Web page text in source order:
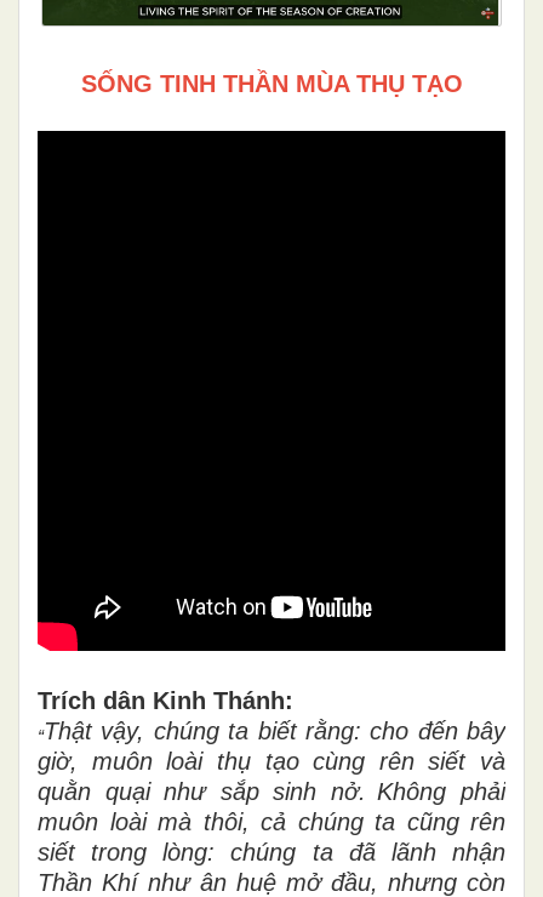
SỐNG TINH THẦN MÙA THỤ TẠO
Trích dân Kinh Thánh:
“Thật vậy, chúng ta biết rằng: cho đến bây
giờ, muôn loài thụ tạo cùng rên siết và
quằn quại như sắp sinh nở. Không phải
muôn loài mà thôi, cả chúng ta cũng rên
siết trong lòng: chúng ta đã lãnh nhận
Thần Khí như ân huệ mở đầu, nhưng còn